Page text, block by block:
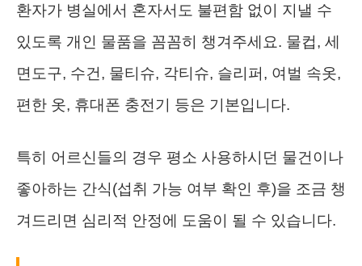
환자가 병실에서 혼자서도 불편함 없이 지낼 수
있도록 개인 물품을 꼼꼼히 챙겨주세요. 물컵, 세
면도구, 수건, 물티슈, 각티슈, 슬리퍼, 여벌 속옷,
편한 옷, 휴대폰 충전기 등은 기본입니다.
특히 어르신들의 경우 평소 사용하시던 물건이나
좋아하는 간식(섭취 가능 여부 확인 후)을 조금 챙
겨드리면 심리적 안정에 도움이 될 수 있습니다.